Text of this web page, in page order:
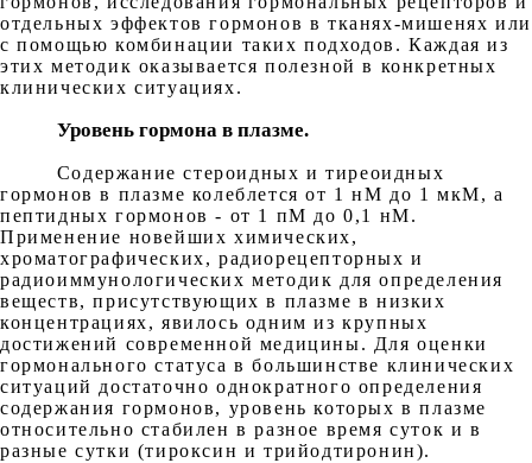
отдельных эффектов гормонов в тканях-мишенях или
с помощью комбинации таких подходов. Каждая из
этих методик оказывается полезной в конкретных
клинических ситуациях.
Уровень гормона в плазме.
Содержание стероидных и тиреоидных
гормонов в плазме колеблется от 1 нМ до 1 мкМ, а
пептидных гормонов - от 1 пМ до 0,1 нМ.
Применение новейших химических,
хроматографических, радиорецепторных и
радиоиммунологических методик для определения
веществ, присутствующих в плазме в низких
концентрациях, явилось одним из крупных
достижений современной медицины. Для оценки
гормонального статуса в большинстве клинических
ситуаций достаточно однократного определения
содержания гормонов, уровень которых в плазме
относительно стабилен в разное время суток и в
разные сутки (тироксин и трийодтиронин).